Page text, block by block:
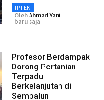
IPTEK
OlehAhmad Yani
baru saja
Profesor Berdampak
Dorong Pertanian
Terpadu
Berkelanjutan di
Sembalun